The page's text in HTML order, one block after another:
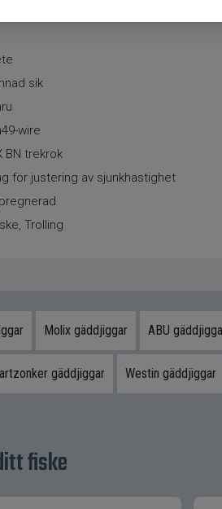
sik
wire
BN trekrok
för justering av sjunkhastighet
Trolling
Molix gäddjiggar ABU
gäddjiggar Westin gäddjiggar
fiske